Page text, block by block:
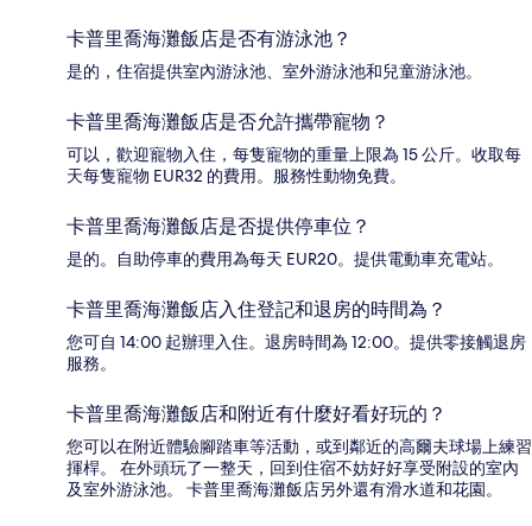
卡普里喬海灘飯店是否有游泳池？
是的，住宿提供室內游泳池、室外游泳池和兒童游泳池。
卡普里喬海灘飯店是否允許攜帶寵物？
可以，歡迎寵物入住，每隻寵物的重量上限為 15 公斤。收取每
天每隻寵物 EUR32 的費用。服務性動物免費。
卡普里喬海灘飯店是否提供停車位？
是的。自助停車的費用為每天 EUR20。提供電動車充電站。
卡普里喬海灘飯店入住登記和退房的時間為？
您可自 14:00 起辦理入住。退房時間為 12:00。提供零接觸退房
服務。
卡普里喬海灘飯店和附近有什麼好看好玩的？
您可以在附近體驗腳踏車等活動，或到鄰近的高爾夫球場上練習
揮桿。 在外頭玩了一整天，回到住宿不妨好好享受附設的室內
及室外游泳池。 卡普里喬海灘飯店另外還有滑水道和花園。